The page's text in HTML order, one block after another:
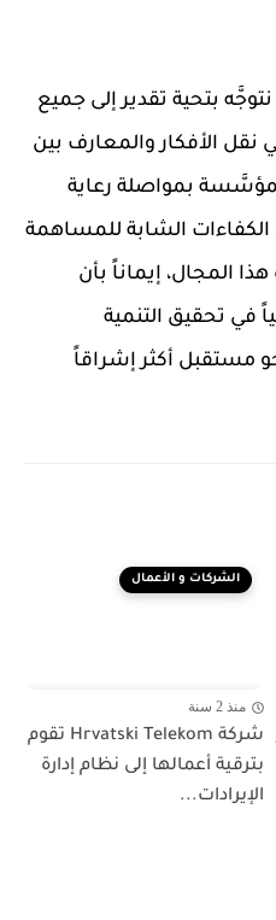
بتحية تقدير إلى جميع
نقل الأفكار والمعارف بين
بمواصلة رعاية
الشابة للمساهمة
المجال، إيماناً بأن
في تحقيق التنمية
مستقبل أكثر إشراقاً
الشركات و الأعمال
منذ 2 سنة
شركة Hrvatski Telekom تقوم
بترقية أعمالها إلى نظام إدارة
الإيرادات...